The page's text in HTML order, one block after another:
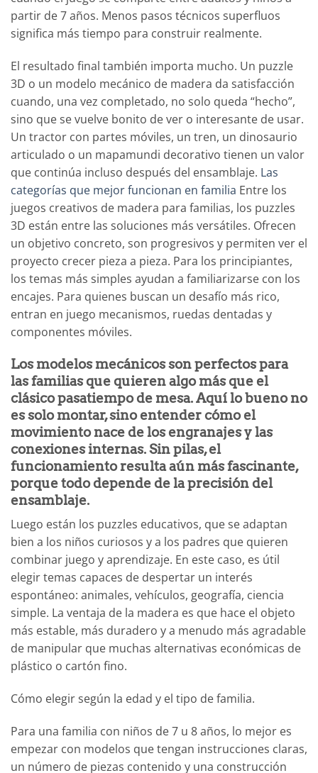
partir de 7 años. Menos pasos técnicos superfluos
significa más tiempo para construir realmente.
El resultado final también importa mucho. Un puzzle
3D o un modelo mecánico de madera da satisfacción
cuando, una vez completado, no solo queda “hecho”,
sino que se vuelve bonito de ver o interesante de usar.
Un tractor con partes móviles, un tren, un dinosaurio
articulado o un mapamundi decorativo tienen un valor
que continúa incluso después del ensamblaje. Las
categorías que mejor funcionan en familia Entre los
juegos creativos de madera para familias, los puzzles
3D están entre las soluciones más versátiles. Ofrecen
un objetivo concreto, son progresivos y permiten ver el
proyecto crecer pieza a pieza. Para los principiantes,
los temas más simples ayudan a familiarizarse con los
encajes. Para quienes buscan un desafío más rico,
entran en juego mecanismos, ruedas dentadas y
componentes móviles.
Los modelos mecánicos son perfectos para
las familias que quieren algo más que el
clásico pasatiempo de mesa. Aquí lo bueno no
es solo montar, sino entender cómo el
movimiento nace de los engranajes y las
conexiones internas. Sin pilas, el
funcionamiento resulta aún más fascinante,
porque todo depende de la precisión del
ensamblaje.
Luego están los puzzles educativos, que se adaptan
bien a los niños curiosos y a los padres que quieren
combinar juego y aprendizaje. En este caso, es útil
elegir temas capaces de despertar un interés
espontáneo: animales, vehículos, geografía, ciencia
simple. La ventaja de la madera es que hace el objeto
más estable, más duradero y a menudo más agradable
de manipular que muchas alternativas económicas de
plástico o cartón fino.
Cómo elegir según la edad y el tipo de familia.
Para una familia con niños de 7 u 8 años, lo mejor es
empezar con modelos que tengan instrucciones claras,
un número de piezas contenido y una construcción